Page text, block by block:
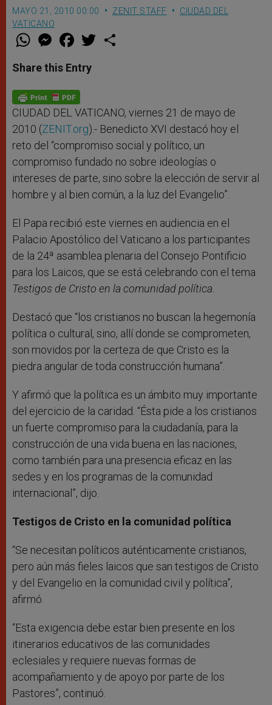
MAYO 21, 2010 00:00 ZENIT STAFF
CIUDAD DEL
VATICANO
W
t
s
p
p
M
e
s
e
g
e
r
F
a
e
b
o
k
w
Share this Entry
CIUDAD DEL VATICANO, viernes 21 de mayo de
2010 (ZENIT.org).- Benedicto XVI destacó hoy el
reto del “compromiso social y político, un
compromiso fundado no sobre ideologías o
intereses de parte, sino sobre la elección de servir al
hombre y al bien común, a la luz del Evangelio”.
El Papa recibió este viernes en audiencia en el
Palacio Apostólico del Vaticano a los participantes
de la 24ª asamblea plenaria del Consejo Pontificio
para los Laicos, que se está celebrando con el tema
Testigos de Cristo en la comunidad política.
Destacó que “los cristianos no buscan la hegemonía
política o cultural, sino, allí donde se comprometen,
son movidos por la certeza de que Cristo es la
piedra angular de toda construcción humana”.
Y afirmó que la política es un ámbito muy importante
del ejercicio de la caridad. “Ésta pide a los cristianos
un fuerte compromiso para la ciudadanía, para la
construcción de una vida buena en las naciones,
como también para una presencia eficaz en las
sedes y en los programas de la comunidad
internacional”, dijo.
Testigos de Cristo en la comunidad política
“Se necesitan políticos auténticamente cristianos,
pero aún más fieles laicos que san testigos de Cristo
y del Evangelio en la comunidad civil y política”,
afirmó.
“Esta exigencia debe estar bien presente en los
itinerarios educativos de las comunidades
eclesiales y requiere nuevas formas de
acompañamiento y de apoyo por parte de los
Pastores”, continuó.